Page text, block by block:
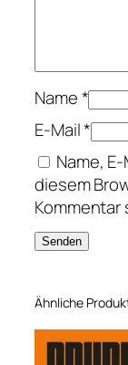
n
g
e
Name*
E-Mail*
Name,
diesem
Kommentar
Ähnliche